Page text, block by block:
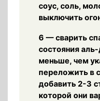
соус, соль,
выключить
6 — сварить
состояния
меньше, чем
переложить в
добавить 2-3
которой они